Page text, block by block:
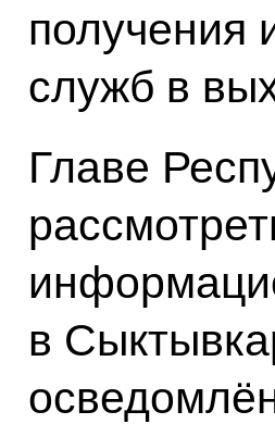
получения
служб в
Главе
в